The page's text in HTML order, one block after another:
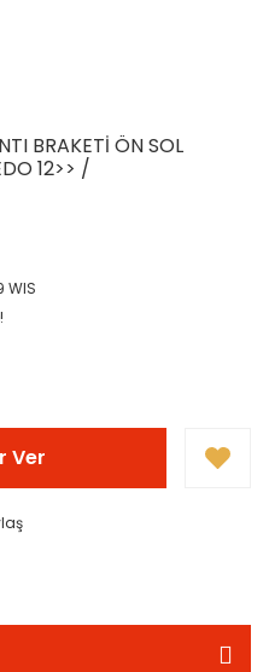
BRAKETİ ÖN SOL
12>> /
WIS
Ver